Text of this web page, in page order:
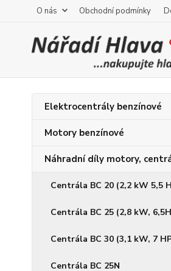
O nás Obchodní podmínky
Elektrocentrály benzínové
Motory benzínové
Náhradní díly motory,
Centrála BC 20 (2,2 kW 5,5
Centrála BC 25 (2,8 kW,
Centrála BC 30 (3,1 kW, 7
Centrála BC 25N